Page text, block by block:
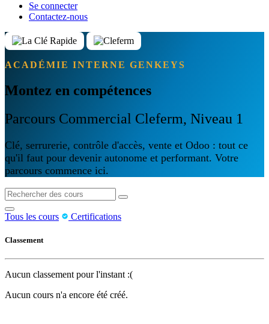
Se connecter
Contactez-nous
ACADÉMIE INTERNE GENKEYS
Montez en compétences
Parcours Commercial Cleferm, Niveau 1
Clé, serrurerie, contrôle d'accès, vente et Odoo : tout ce
qu'il faut pour devenir autonome et performant. Votre
parcours commence ici.
Tous les cours Certifications
Classement
Aucun classement pour l'instant :(
Aucun cours n'a encore été créé.